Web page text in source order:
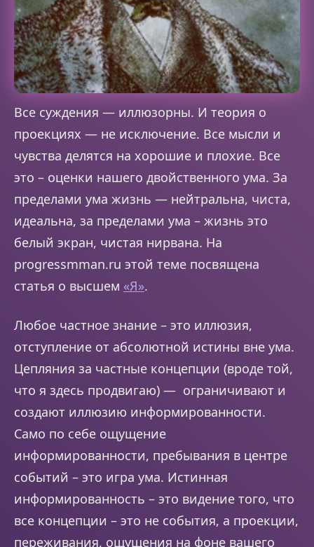
Все суждения — иллюзорны. И теория о
проекциях — не исключение. Все мысли и
чувства делятся на хорошие и плохие. Все
это – оценки нашего двойственного ума. За
пределами ума жизнь — нейтральна, чиста,
идеальна, за пределами ума – жизнь это
белый экран, чистая нирвана. На
progressmman.ru этой теме посвящена
статья о высшем «Я».
Любое частное знание – это иллюзия,
отступление от абсолютной истины вне ума.
Цепляния за частные концепции (вроде той,
что я здесь продвигаю) — ограничивают и
создают иллюзию информированности.
Само по себе ощущение
информированности, пребывания в центре
событий – это игра ума. Истинная
информированность – это видение того, что
все концепции – это не события, а проекции,
переживания, ощущения на фоне вашего